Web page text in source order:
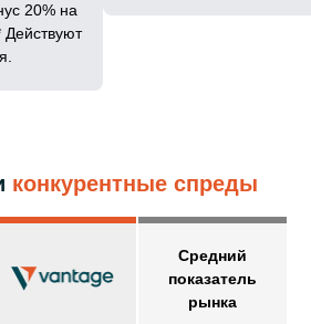
20% на
конкурентные спреды
Средний
показатель
рынка